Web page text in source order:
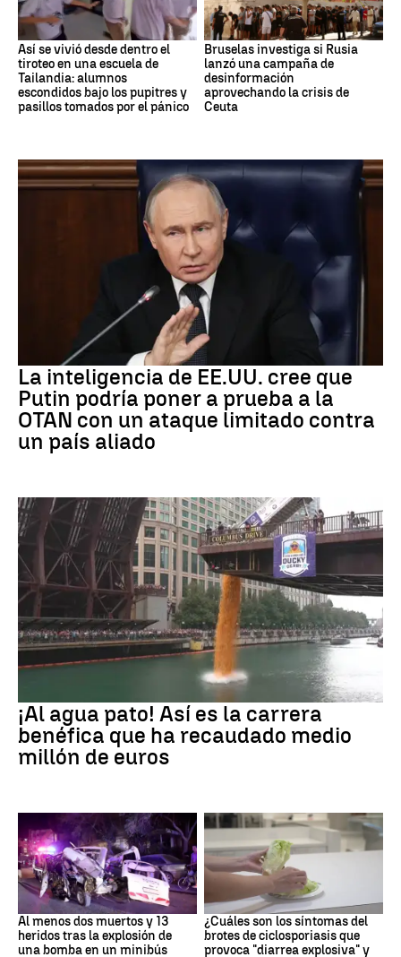
Así se vivió desde dentro el
tiroteo en una escuela de
Tailandia: alumnos
escondidos bajo los pupitres y
pasillos tomados por el pánico
Bruselas investiga si Rusia
lanzó una campaña de
desinformación
aprovechando la crisis de
Ceuta
La inteligencia de EE.UU. cree que
Putin podría poner a prueba a la
OTAN con un ataque limitado contra
un país aliado
¡Al agua pato! Así es la carrera
benéfica que ha recaudado medio
millón de euros
SIRIA
Al menos dos muertos y 13
heridos tras la explosión de
una bomba en un minibús
Brote
¿Cuáles son los síntomas del
brotes de ciclosporiasis que
provoca "diarrea explosiva" y